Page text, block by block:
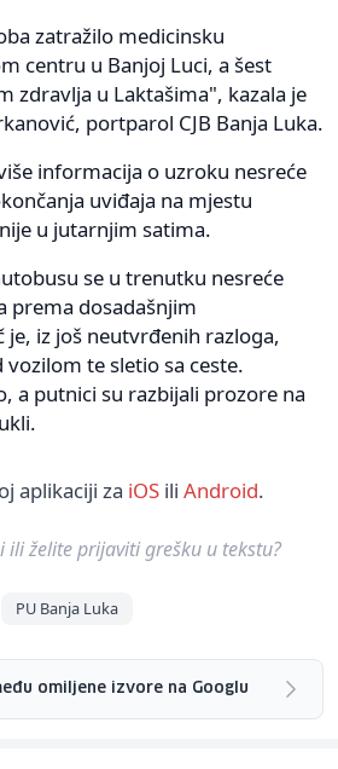
zatražilo medicinsku
centru u Banjoj Luci, a šest
zdravlja u Laktašima", kazala je
portparol CJB Banja Luka.
informacija o uzroku nesreće
uviđaja na mjestu
u jutarnjim satima.
se u trenutku nesreće
prema dosadašnjim
iz još neutvrđenih razloga,
te sletio sa ceste.
a putnici su razbijali prozore na
aplikaciji za iOS ili Android.
ili želite prijaviti grešku u tekstu?
PU Banja Luka
omiljene izvore na Googlu